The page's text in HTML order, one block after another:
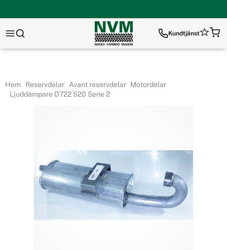
Kundtjänst
Hem Reservdelar Avant reservdelar Motordelar
Ljuddämpare D722 520 Serie 2